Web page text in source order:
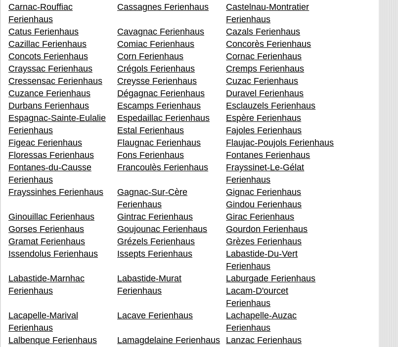
Carnac-Rouffiac
Ferienhaus
Cassagnes Ferienhaus
Castelnau-Montratier
Ferienhaus
Catus Ferienhaus
Cavagnac Ferienhaus
Cazals Ferienhaus
Cazillac Ferienhaus
Comiac Ferienhaus
Concorès Ferienhaus
Concots Ferienhaus
Corn Ferienhaus
Cornac Ferienhaus
Crayssac Ferienhaus
Crégols Ferienhaus
Cremps Ferienhaus
Cressensac Ferienhaus
Creysse Ferienhaus
Cuzac Ferienhaus
Cuzance Ferienhaus
Dégagnac Ferienhaus
Duravel Ferienhaus
Durbans Ferienhaus
Escamps Ferienhaus
Esclauzels Ferienhaus
Espagnac-Sainte-Eulalie
Ferienhaus
Espedaillac Ferienhaus
Espère Ferienhaus
Estal Ferienhaus
Fajoles Ferienhaus
Figeac Ferienhaus
Flaugnac Ferienhaus
Flaujac-Poujols Ferienhaus
Floressas Ferienhaus
Fons Ferienhaus
Fontanes Ferienhaus
Fontanes-du-Causse
Ferienhaus
Francoulès Ferienhaus
Frayssinet-Le-Gélat
Ferienhaus
Frayssinhes Ferienhaus
Gagnac-Sur-Cère
Ferienhaus
Gignac Ferienhaus
Gindou Ferienhaus
Ginouillac Ferienhaus
Gintrac Ferienhaus
Girac Ferienhaus
Gorses Ferienhaus
Goujounac Ferienhaus
Gourdon Ferienhaus
Gramat Ferienhaus
Grézels Ferienhaus
Grèzes Ferienhaus
Issendolus Ferienhaus
Issepts Ferienhaus
Labastide-Du-Vert
Ferienhaus
Labastide-Marnhac
Ferienhaus
Labastide-Murat
Ferienhaus
Laburgade Ferienhaus
Lacam-D'ourcet
Ferienhaus
Lacapelle-Marival
Ferienhaus
Lacave Ferienhaus
Lachapelle-Auzac
Ferienhaus
Lalbenque Ferienhaus
Lamagdelaine Ferienhaus
Lanzac Ferienhaus